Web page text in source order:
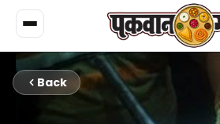
Back